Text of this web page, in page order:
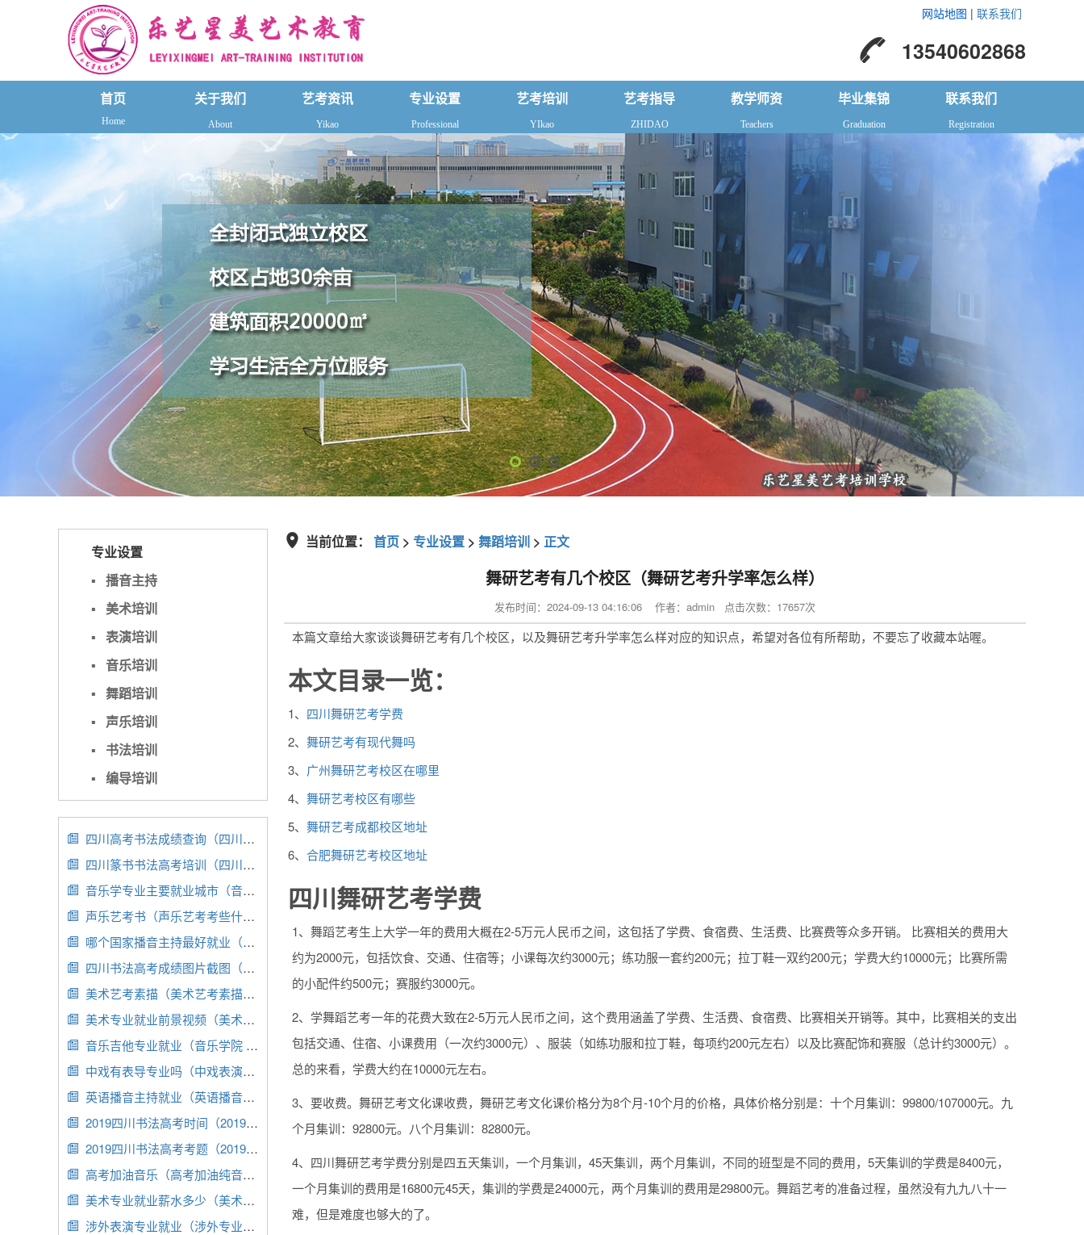
网站地图 | 联系我们
13540602868
首页
Home
关于我们
About
艺考资讯
Yikao
专业设置
Professional
艺考培训
YIkao
艺考指导
ZHIDAO
教学师资
Teachers
毕业集锦
Graduation
联系我们
Registration
专业设置
▪ 播音主持
▪
美术培训
▪ 表演培训
▪
音乐培训
▪ 舞蹈培训
▪
声乐培训
▪
书法培训
▪ 编导培训
 四川高考书法成绩查询（四川高考书法成绩查询入口）
 四川篆书书法高考培训（四川篆书书法高考培训班地址）
 音乐学专业主要就业城市（音乐学专业就业前景分析）
 声乐艺考书（声乐艺考考些什么）
 哪个国家播音主持最好就业（播音主持专业国外留学）
 四川书法高考成绩图片截图（四川书法联考成绩排名）
 美术艺考素描（美术艺考素描考什么）
 美术专业就业前景视频（美术就业方向和前景）
 音乐吉他专业就业（音乐学院 吉他专业）
 中戏有表导专业吗（中戏表演系全称）
 英语播音主持就业（英语播音工作）
 2019四川书法高考时间（2019年四川书法联考合格分数线）
 2019四川书法高考考题（2019四川书法高考考题图片）
 高考加油音乐（高考加油纯音乐）
 美术专业就业薪水多少（美术专业就业薪水多少合适）
 涉外表演专业就业（涉外专业就业前景）
 当前位置： 首页 > 专业设置 > 舞蹈培训 > 正文
舞研艺考有几个校区（舞研艺考升学率怎么样）
发布时间：2024-09-13 04:16:06 作者：admin 点击次数：17657次
本篇文章给大家谈谈舞研艺考有几个校区，以及舞研艺考升学率怎么样对应的知识点，希望对各位有所帮助，不要忘了收藏本站喔。
本文目录一览：
1、 四川舞研艺考学费
2、 舞研艺考有现代舞吗
3、 广州舞研艺考校区在哪里
4、 舞研艺考校区有哪些
5、 舞研艺考成都校区地址
6、 合肥舞研艺考校区地址
四川舞研艺考学费
1、舞蹈艺考生上大学一年的费用大概在2-5万元人民币之间，这包括了学费、食宿费、生活费、比赛费等众多开销。 比赛相关的费用大
约为2000元，包括饮食、交通、住宿等；小课每次约3000元；练功服一套约200元；拉丁鞋一双约200元；学费大约10000元；比赛所需
的小配件约500元；赛服约3000元。
2、学舞蹈艺考一年的花费大致在2-5万元人民币之间，这个费用涵盖了学费、生活费、食宿费、比赛相关开销等。其中，比赛相关的支出
包括交通、住宿、小课费用（一次约3000元）、服装（如练功服和拉丁鞋，每项约200元左右）以及比赛配饰和赛服（总计约3000元）。
总的来看，学费大约在10000元左右。
3、要收费。舞研艺考文化课收费，舞研艺考文化课价格分为8个月-10个月的价格，具体价格分别是：十个月集训：99800/107000元。九
个月集训：92800元。八个月集训：82800元。
4、四川舞研艺考学费分别是四五天集训，一个月集训，45天集训，两个月集训，不同的班型是不同的费用，5天集训的学费是8400元，
一个月集训的费用是16800元45天，集训的学费是24000元，两个月集训的费用是29800元。舞蹈艺考的准备过程，虽然没有九九八十一
难，但是难度也够大的了。